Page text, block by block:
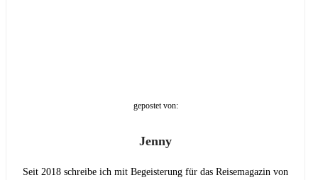
gepostet von:
Jenny
Seit 2018 schreibe ich mit Begeisterung für das Reisemagazin von